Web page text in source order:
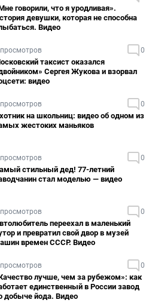
говорили, что я уродливая».
девушки, которая не способна
Видео
0
таксист оказался
Сергея Жукова и взорвал
видео
0
на школьниц: видео об одном из
жестоких маньяков
0
стильный дед! 77-летний
стал моделью — видео
0
переехал в маленький
и превратил свой двор в музей
времен СССР. Видео
0
лучше, чем за рубежом»: как
единственный в России завод
добыче йода. Видео